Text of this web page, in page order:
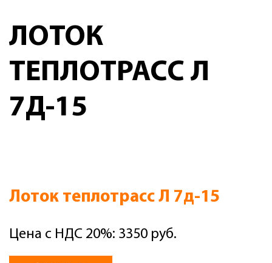
ЛОТОК
ТЕПЛОТРАСС Л
7Д-15
Лоток теплотрасс Л 7д-15
Цена с НДС 20%: 3350 руб.